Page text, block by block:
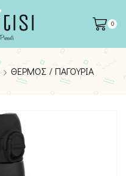
0
ΘΕΡΜΌΣ / ΠΑΓΟΎΡΙΑ